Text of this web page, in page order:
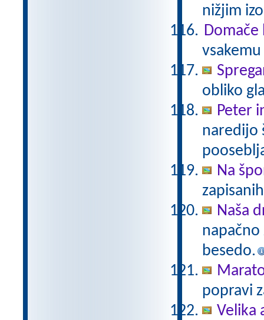
nižjim
Domače
obliko
Peter
naredijo
Na
Naša
besedo.
popravi
Velika